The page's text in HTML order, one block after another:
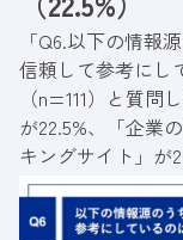
「Q6.以下の情報
信頼して参考にし
（n=111）と質問
が22.5%、「企業
キングサイト」が